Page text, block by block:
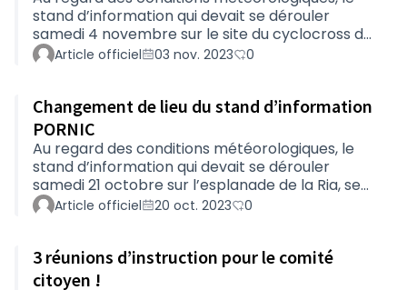
d’euros.Ainsi, 56 projets sont lauréats de c…
stand d’information qui devait se dérouler
samedi 4 novembre sur le site du cyclocross de
Pontchâteau se tiendra entre 10H30 et 17h dans
Nantes),Venez nombreux !
Article officiel 03 nov. 2023 0
Changement de lieu du stand d’information
PORNIC
Au regard des conditions météorologiques, le
stand d’information qui devait se dérouler
samedi 21 octobre sur l’esplanade de la Ria, se
tiendra, entre 11H30 et 18h, dans le hall d’accueil
nombreux !
Article officiel 20 oct. 2023 0
3 réunions d’instruction pour le comité
citoyen !